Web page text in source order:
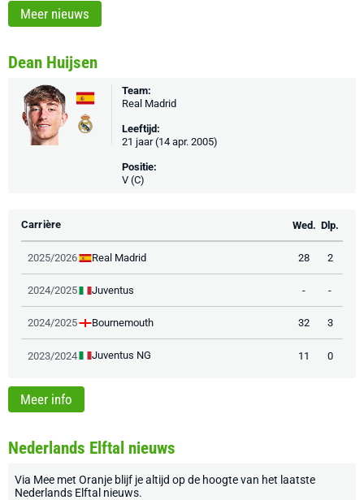
Meer nieuws
Dean Huijsen
Team:
Real Madrid
Leeftijd:
21 jaar (14 apr. 2005)
Positie:
V (C)
Carrière Wed. Dlp.
2025/2026 Real Madrid 28 2
2024/2025 Juventus - -
2024/2025 Bournemouth 32 3
2023/2024 Juventus NG 11 0
Meer info
Nederlands Elftal nieuws
Via Mee met Oranje blijf je altijd op de hoogte van het laatste
Nederlands Elftal nieuws.